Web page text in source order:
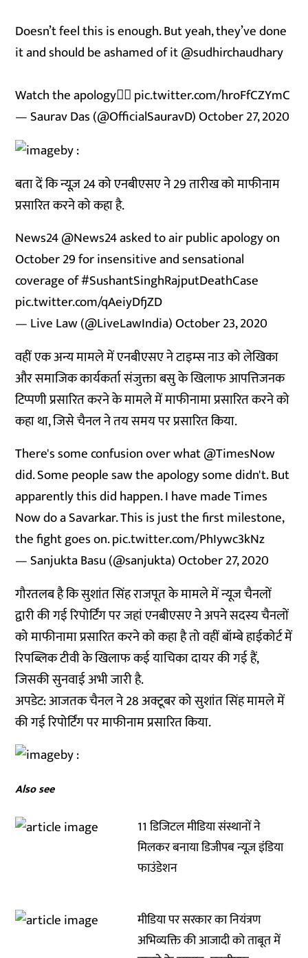
Doesn’t feel this is enough. But yeah, they’ve done
it and should be ashamed of it ⁦@sudhirchaudhary
Watch the apology👇🏻pic.twitter.com/hroFfCZYmC
— Saurav Das (@OfficialSauravD)October 27, 2020
बता दें कि न्यूज़ 24 को एनबीएसए ने 29 तारीख को माफीनाम
प्रसारित करने को कहा है.
News24@News24asked to air public apology on
October 29 for insensitive and sensational
coverage of#SushantSinghRajputDeathCase
pic.twitter.com/qAeiyDfjZD
— Live Law (@LiveLawIndia)October 23, 2020
वहीं एक अन्य मामले में एनबीएसए ने टाइम्स नाउ को लेखिका
और समाजिक कार्यकर्ता संजुक्ता बसु के खिलाफ आपत्तिजनक
टिप्पणी प्रसारित करने के मामले में माफीनामा प्रसारित करने को
कहा था, जिसे चैनल ने तय समय पर प्रसारित किया.
There's some confusion over what@TimesNow
did. Some people saw the apology some didn't. But
apparently this did happen. I have made Times
Now do a Savarkar. This is just the first milestone,
the fight goes on.pic.twitter.com/PhIywc3kNz
— Sanjukta Basu (@sanjukta)October 27, 2020
गौरतलब है कि सुशांत सिंह राजपूत के मामले में न्यूज चैनलों
द्वारी की गई रिपोर्टिंग पर जहां एनबीएसए ने अपने सदस्य चैनलों
को माफीनामा प्रसारित करने को कहा है तो वहीं बॉम्बे हाईकोर्ट में
रिपब्लिक टीवी के खिलाफ कई याचिका दायर की गई हैं,
जिसकी सुनवाई अभी जारी है.
अपडेट: आजतक चैनल ने 28 अक्टूबर को सुशांत सिंह मामले में
की गई रिपोर्टिंग पर माफीनाम प्रसारित किया.
Also see
11 डिजिटल मीडिया संस्थानों ने
मिलकर बनाया डिजीपब न्यूज़ इंडिया
फाउंडेशन
मीडिया पर सरकार का नियंत्रण
अभिव्यक्ति की आजादी को ताबूत में